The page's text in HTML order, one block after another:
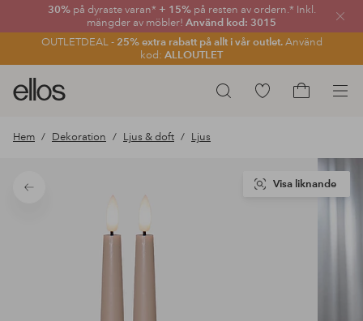
30% på dyraste varan* + 15% på resten av ordern.* Inkl.
mängder av möbler! Använd kod: 3015
OUTLETDEAL - 25% extra rabatt på allt i vår outlet.Använd
kod: ALLOUTLET
Sök
Ellos
logotyp
gå
förstasidan
Gå
Hem Dekoration Ljus & doft Ljus
Tillbaka
Visa liknande